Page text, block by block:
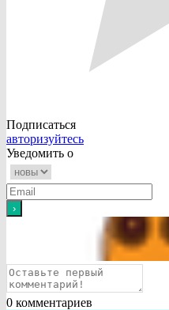
Подписаться
авторизуйтесь
Уведомить о
0 комментариев